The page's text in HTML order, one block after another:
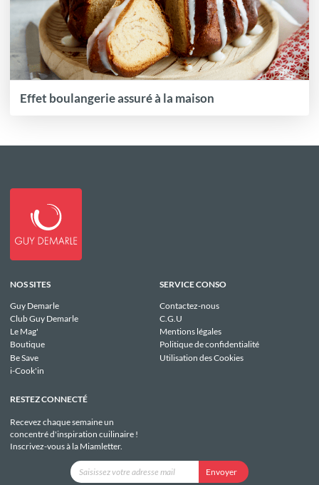
Effet boulangerie assuré à la maison
NOS SITES
Guy Demarle
Club Guy Demarle
Le Mag'
Boutique
Be Save
i-Cook'in
SERVICE CONSO
Contactez-nous
C.G.U
Mentions légales
Politique de confidentialité
Utilisation des Cookies
RESTEZ CONNECTÉ
Recevez chaque semaine un
concentré d'inspiration cuilinaire !
Inscrivez-vous à la Miamletter.